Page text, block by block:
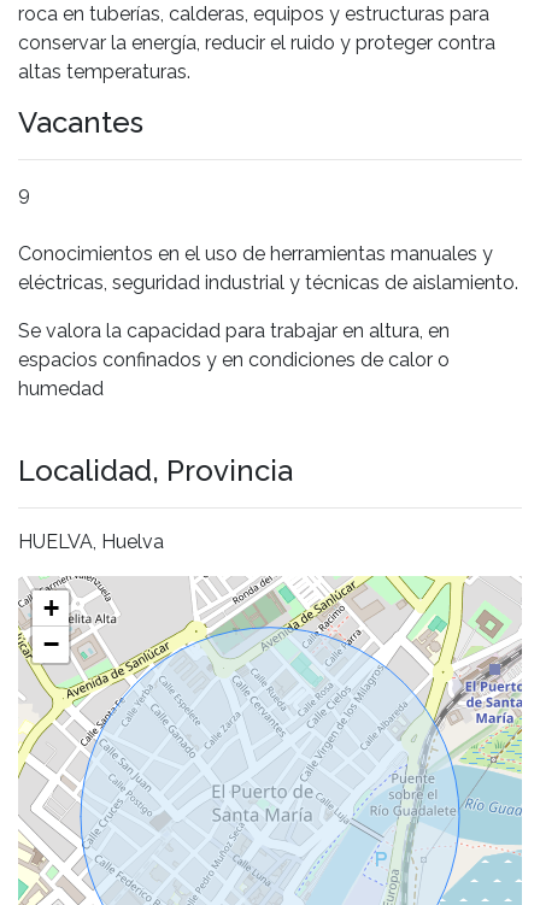
roca en tuberías, calderas, equipos y estructuras para
conservar la energía, reducir el ruido y proteger contra
altas temperaturas.
Vacantes
9
Conocimientos en el uso de herramientas manuales y
eléctricas, seguridad industrial y técnicas de aislamiento.
Se valora la capacidad para trabajar en altura, en
espacios confinados y en condiciones de calor o
humedad
Localidad, Provincia
HUELVA, Huelva
+
−